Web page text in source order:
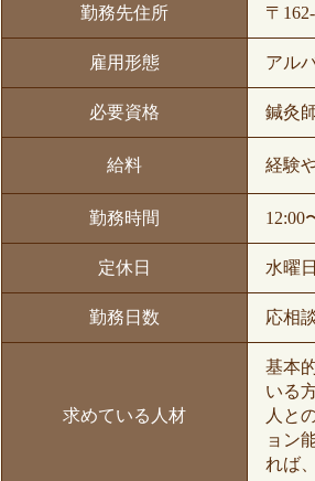
勤務先住所 〒
雇用形態 アル
必要資格 鍼灸
給料 経験
勤務時間 12:00
定休日 水曜日
勤務日数 応相
求めている人材
基本
いる
人と
ョン
れば